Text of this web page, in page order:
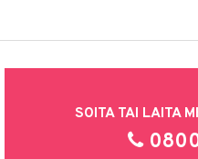
SOITA TAI LAITA